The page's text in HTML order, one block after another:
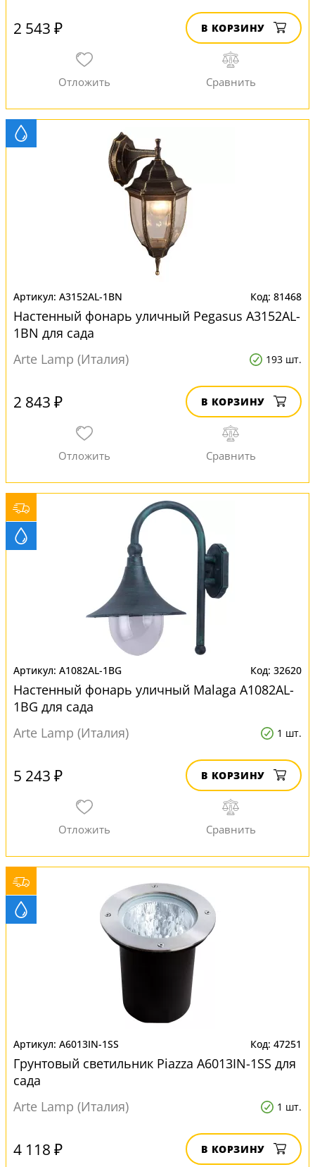
2 543 ₽ В КОРЗИНУ
A3152AL-1BN 81468
Настенный фонарь уличный Pegasus A3152AL-
1BN для сада
Arte Lamp (Италия)
193 шт.
2 843 ₽ В КОРЗИНУ
A1082AL-1BG 32620
Настенный фонарь уличный Malaga A1082AL-
1BG для сада
Arte Lamp (Италия)
1 шт.
5 243 ₽ В КОРЗИНУ
A6013IN-1SS 47251
Грунтовый светильник Piazza A6013IN-1SS для
сада
Arte Lamp (Италия)
1 шт.
4 118 ₽ В КОРЗИНУ